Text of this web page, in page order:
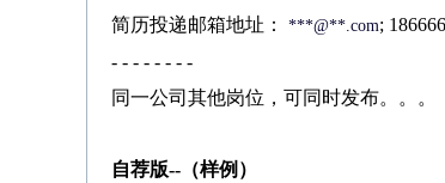
简历投递邮箱地址： ***@**.com;
- - - - - - - -
同一公司其他岗位，可同时发布。。。
自荐版-- （样例）